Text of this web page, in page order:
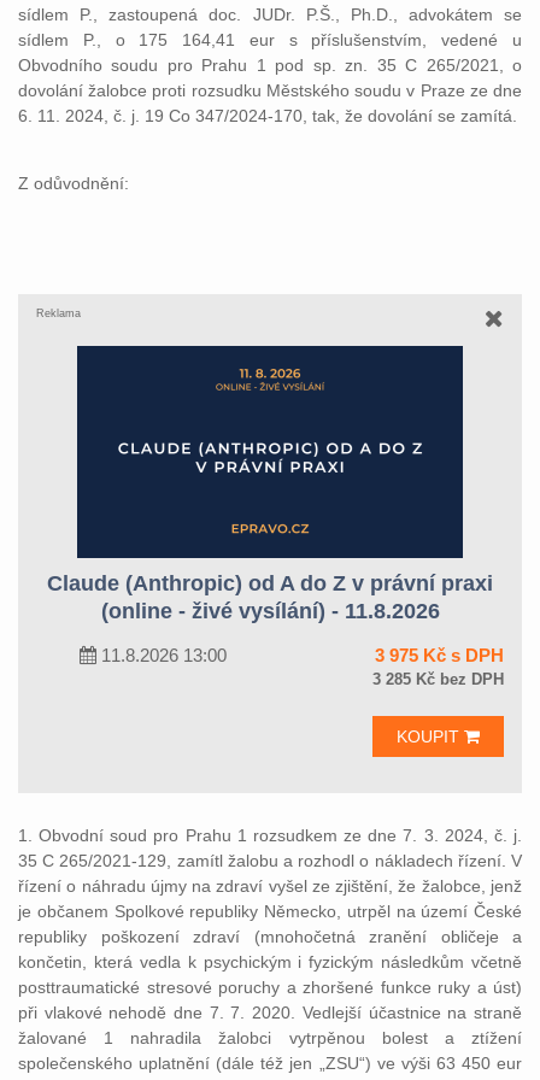
sídlem P., zastoupená doc. JUDr. P.Š., Ph.D., advokátem se
sídlem P., o 175 164,41 eur s příslušenstvím, vedené u
Obvodního soudu pro Prahu 1 pod sp. zn. 35 C 265/2021, o
dovolání žalobce proti rozsudku Městského soudu v Praze ze dne
6. 11. 2024, č. j. 19 Co 347/2024-170, tak, že dovolání se zamítá.
Z odůvodnění:
Reklama
Claude (Anthropic) od A do Z v právní praxi
(online - živé vysílání) - 11.8.2026
11.8.2026 13:00 3 975 Kč s DPH
3 285 Kč bez DPH
KOUPIT
1. Obvodní soud pro Prahu 1 rozsudkem ze dne 7. 3. 2024, č. j.
35 C 265/2021-129, zamítl žalobu a rozhodl o nákladech řízení. V
řízení o náhradu újmy na zdraví vyšel ze zjištění, že žalobce, jenž
je občanem Spolkové republiky Německo, utrpěl na území České
republiky poškození zdraví (mnohočetná zranění obličeje a
končetin, která vedla k psychickým i fyzickým následkům včetně
posttraumatické stresové poruchy a zhoršené funkce ruky a úst)
při vlakové nehodě dne 7. 7. 2020. Vedlejší účastnice na straně
žalované 1 nahradila žalobci vytrpěnou bolest a ztížení
společenského uplatnění (dále též jen „ZSU“) ve výši 63 450 eur